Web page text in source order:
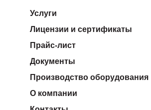
Услуги
Лицензии и сертификаты
Прайс-лист
Документы
Производство оборудования
О компании